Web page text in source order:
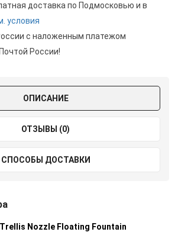
доставка по Подмосковью и в
условия
с наложенным платежом
России!
ОПИСАНИЕ
ОТЗЫВЫ (0)
СПОСОБЫ ДОСТАВКИ
Nozzle Floating Fountain